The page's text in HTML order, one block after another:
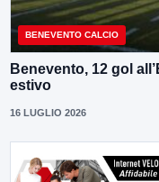
BENEVENTO CALCIO
Benevento, 12 gol
estivo
16 LUGLIO 2026